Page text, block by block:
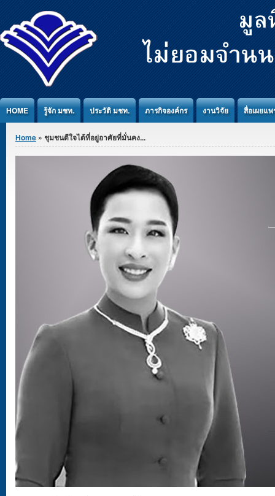
Jump to Content
HOME รู้จัก มชท. ประวัติ มชท. ภารกิจองค์กร งานวิจัย สื่อเผยแพ
You are here
Home » ชุมชนดีใจได้ที่อยู่อาศัยที่มั่นคง...